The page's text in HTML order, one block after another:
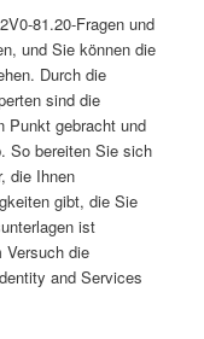
81.20-Fragen und
und Sie können die
Durch die
sind die
Punkt gebracht und
So bereiten Sie sich
die Ihnen
gibt, die Sie
ist
Versuch die
and Services